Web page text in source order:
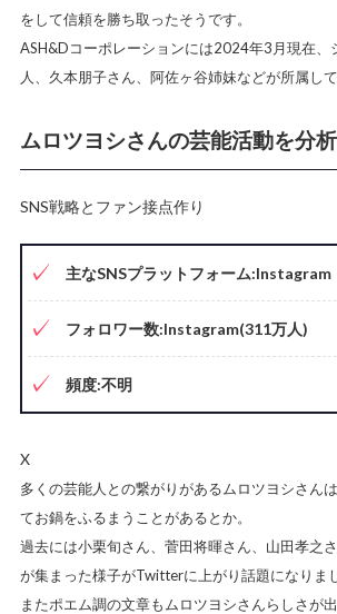
をして信頼を勝ち取ったそうです。
ASH&Dコーポレーションには2024年3月現在、
人、久本朋子さん、阿佐ヶ谷姉妹などが所属して
ムロツヨシさんの芸能活動を分析
SNS戦略とファン接点作り
主なSNSプラットフォーム:Instagram
フォロワー数:Instagram(311万人)
頻度:不明
X
多くの芸能人との繋がりがあるムロツヨシさん
てお鍋をふるまうことがあるとか。
過去には小栗旬さん、菅田将暉さん、山田孝之
が集まった様子がTwitterに上がり話題になりま
またポエム調の文章もムロツヨシさんらしさが